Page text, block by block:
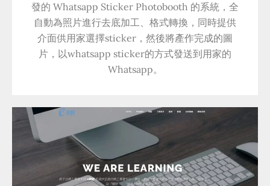
發的 Whatsapp Sticker Photobooth 的系統，全
自動為照片進行去底加工、格式轉換，同時提供
介面供用家選擇sticker，然後將產作完成的圖
片，以whatsapp sticker的方式發送到用家的
Whatsapp。